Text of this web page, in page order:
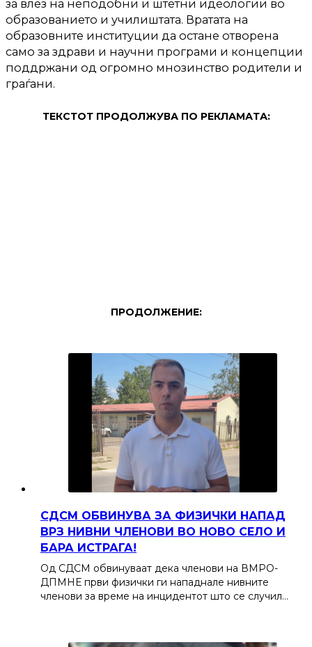
за влез на неподобни и штетни идеологии во
образованието и училиштата. Вратата на
образовните институции да остане отворена
само за здрави и научни програми и концепции
поддржани од огромно мнозинство родители и
граѓани.
ТЕКСТОТ ПРОДОЛЖУВА ПО РЕКЛАМАТА:
ПРОДОЛЖЕНИЕ:
СДСМ ОБВИНУВА ЗА ФИЗИЧКИ НАПАД
ВРЗ НИВНИ ЧЛЕНОВИ ВО НОВО СЕЛО И
БАРА ИСТРАГА!
Од СДСМ обвинуваат дека членови на ВМРО-
ДПМНЕ први физички ги нападнале нивните
членови за време на инцидентот што се случил…